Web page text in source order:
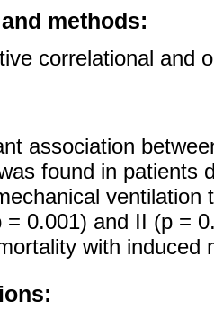
methods:
correlational and
association
found in patients
= 0.001) and II (p =
with induced